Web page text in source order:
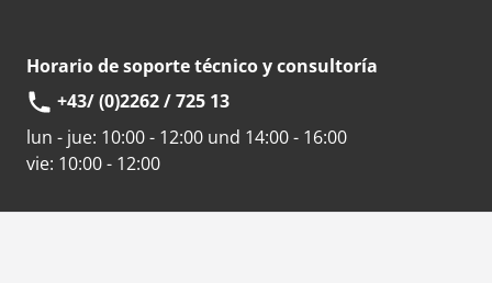
Horario de soporte técnico y consultoría
+43/ (0)2262 / 725 13
lun - jue: 10:00 - 12:00 und 14:00 - 16:00
vie: 10:00 - 12:00